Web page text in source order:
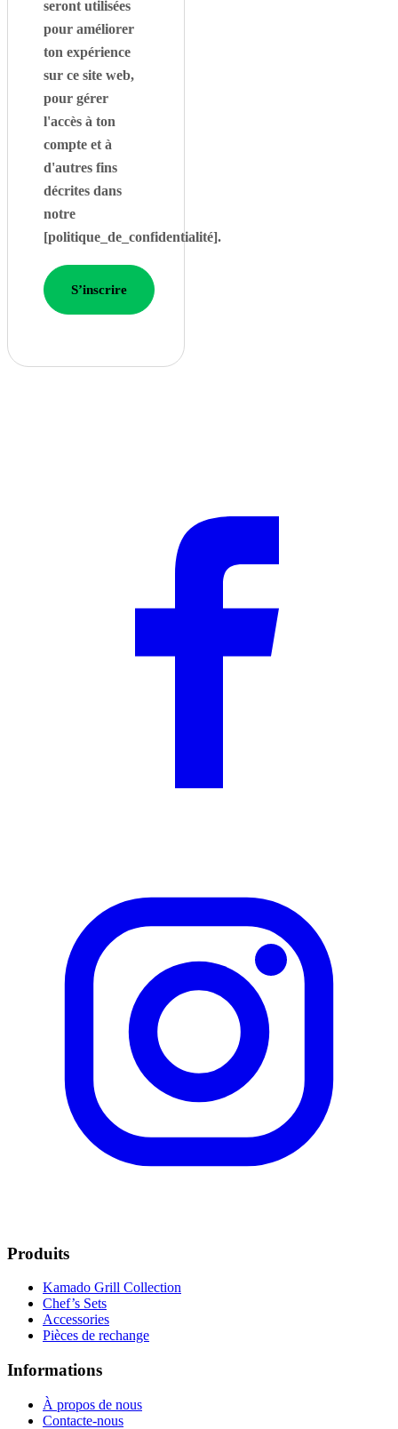
seront utilisées
pour améliorer
ton expérience
sur ce site web,
pour gérer
l'accès à ton
compte et à
d'autres fins
décrites dans
notre
[politique_de_confidentialité].
S’inscrire
Produits
Kamado Grill Collection
Chef’s Sets
Accessories
Pièces de rechange
Informations
À propos de nous
Contacte-nous